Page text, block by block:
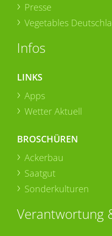
Presse
Vegetables
Infos
LINKS
Apps
Wetter Aktuell
BROSCHÜREN
Ackerbau
Saatgut
Sonderkulturen
Verantwortung